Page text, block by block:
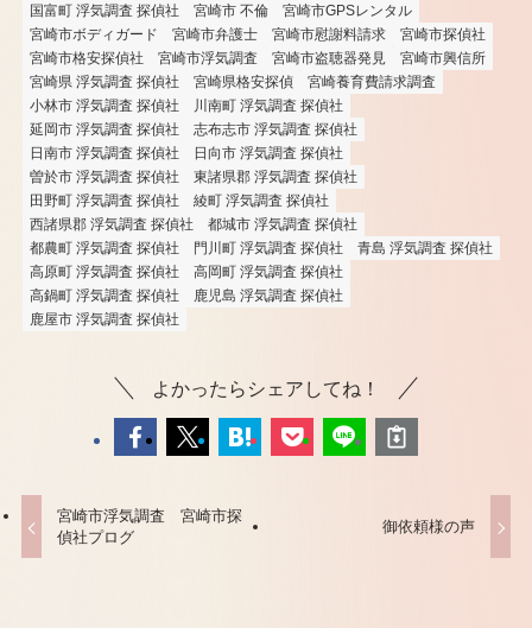
国富町 浮気調査 探偵社
宮崎市 不倫
宮崎市GPSレンタル
宮崎市ボディガード
宮崎市弁護士 宮崎市慰謝料請求
宮崎市探偵社
宮崎市格安探偵社
宮崎市浮気調査 宮崎市盗聴器発見
宮崎市興信所
宮崎県 浮気調査 探偵社
宮崎県格安探偵
宮崎養育費請求調査
小林市 浮気調査 探偵社
川南町 浮気調査 探偵社
延岡市 浮気調査 探偵社
志布志市 浮気調査 探偵社
日南市 浮気調査 探偵社
日向市 浮気調査 探偵社
曽於市 浮気調査 探偵社
東諸県郡 浮気調査 探偵社
田野町 浮気調査 探偵社
綾町 浮気調査 探偵社
西諸県郡 浮気調査 探偵社
都城市 浮気調査 探偵社
都農町 浮気調査 探偵社
門川町 浮気調査 探偵社
青島 浮気調査 探偵社
高原町 浮気調査 探偵社
高岡町 浮気調査 探偵社
高鍋町 浮気調査 探偵社
鹿児島 浮気調査 探偵社
鹿屋市 浮気調査 探偵社
よかったらシェアしてね！
宮崎市浮気調査 宮崎市探
偵社プログ
御依頼様の声